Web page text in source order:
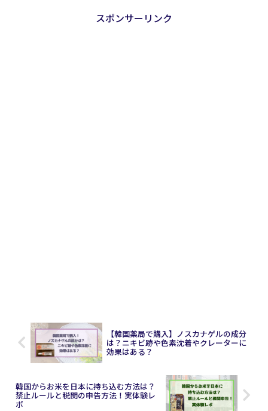
スポンサーリンク
【韓国薬局で購入】ノスカナゲルの成分
は？ニキビ跡や色素沈着やクレーターに
効果はある？
韓国からお米を日本に持ち込む方法は？
禁止ルールと税関の申告方法！実体験レ
ポ